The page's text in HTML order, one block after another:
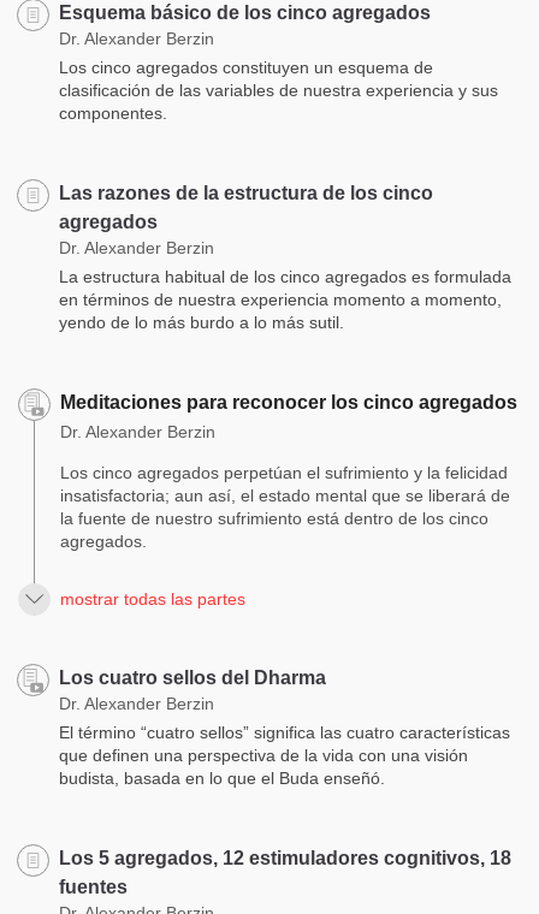
Esquema básico de los cinco agregados
Dr. Alexander Berzin
Los cinco agregados constituyen un esquema de
clasificación de las variables de nuestra experiencia y sus
componentes.
Las razones de la estructura de los cinco
agregados
Dr. Alexander Berzin
La estructura habitual de los cinco agregados es formulada
en términos de nuestra experiencia momento a momento,
yendo de lo más burdo a lo más sutil.
Meditaciones para reconocer los cinco agregados
Dr. Alexander Berzin
Los cinco agregados perpetúan el sufrimiento y la felicidad
insatisfactoria; aun así, el estado mental que se liberará de
la fuente de nuestro sufrimiento está dentro de los cinco
agregados.
mostrar todas las partes
Los cuatro sellos del Dharma
Dr. Alexander Berzin
El término “cuatro sellos” significa las cuatro características
que definen una perspectiva de la vida con una visión
budista, basada en lo que el Buda enseñó.
Los 5 agregados, 12 estimuladores cognitivos, 18
fuentes